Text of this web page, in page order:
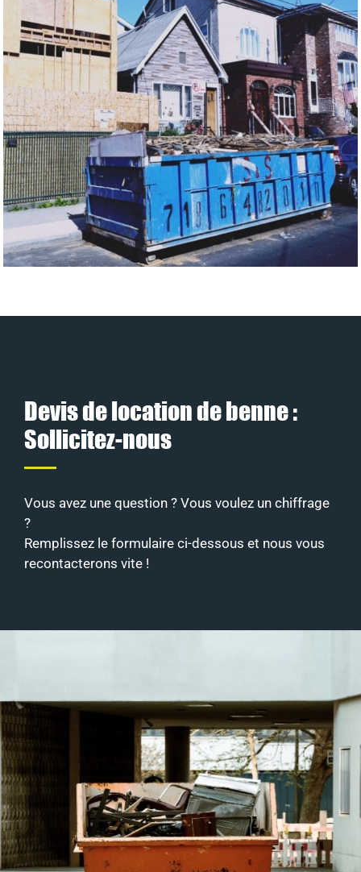
Devis de location de benne :
Sollicitez-nous
Vous avez une question ? Vous voulez un chiffrage
?
Remplissez le formulaire ci-dessous et nous vous
recontacterons vite !